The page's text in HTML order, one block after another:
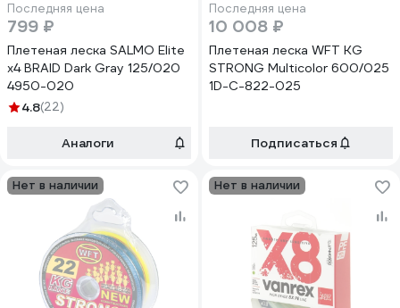
Последняя цена
799 ₽
Плетеная леска SALMO Elite
х4 BRAID Dark Gray 125/020
4950-020
4.8(22)
Аналоги
Последняя цена
10 008 ₽
Плетеная леска WFT KG
STRONG Multicolor 600/025
1D-C-822-025
Подписаться
Нет в наличии Нет в наличии